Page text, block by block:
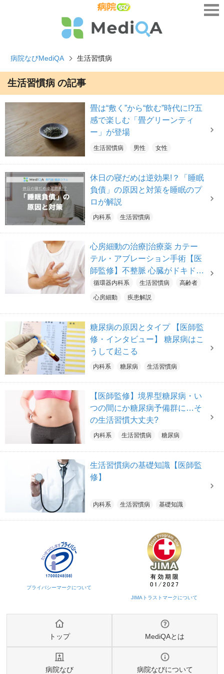
病院なびMediQA 生活習慣病
生活習慣病 の記事
畳は“敷く”から“飲む”時代に!?五
感で楽しむ「畳グリーンティ
ー」が登場
生活習慣病 男性 女性
休日の寝だめは逆効果!？「睡眠
負債」の原因と対策を睡眠のプ
ロが解説
内科系 生活習慣病
心房細動の治療|治療薬 カテー
テル・アブレーション手術【医
師監修】不整脈 心臓がドキドキ
めまいの症状 … 心不全や脳梗
塞のリスクも
循環器内科系 生活習慣病 高齢者
心房細動 疾患解説
糖尿病の原因とタイプ 【医師監
修・インタビュー】 糖尿病はこ
うして起こる
内科系 糖尿病 生活習慣病
【医師監修】境界型糖尿病・い
つの間にか糖尿病予備群に…そ
の生活習慣大丈夫?
内科系 生活習慣病 糖尿病
生活習慣病の基礎知識【医師監
修】
内科系 生活習慣病 基礎知識
トップ MediQAとは
病院なび 病院なびについて